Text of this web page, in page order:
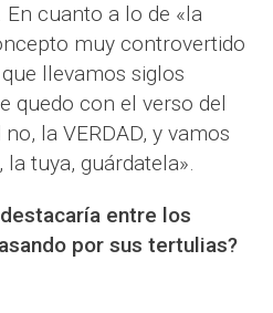
En cuanto a lo de «la
muy controvertido
llevamos siglos
quedo con el verso del
la VERDAD, y vamos
tuya, guárdatela».
entre los
por sus tertulias?